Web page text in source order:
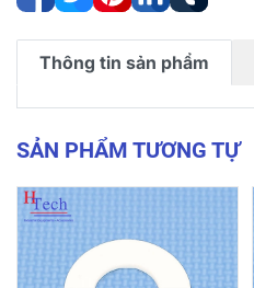
Thông tin sản phẩm
SẢN PHẨM TƯƠNG TỰ